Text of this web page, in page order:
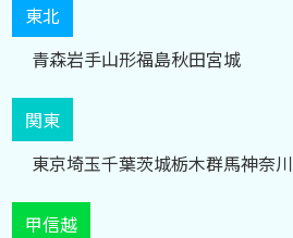
東北
青森岩手山形福島秋田宮城
関東
東京埼玉千葉茨城栃木群馬神奈川
甲信越